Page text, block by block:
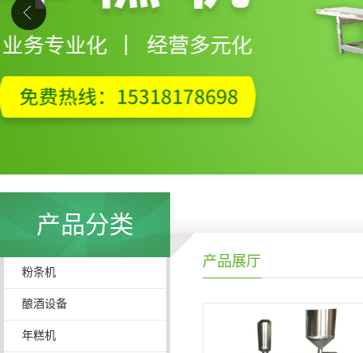
产品分类
粉条机
酿酒设备
年糕机
产品展厅